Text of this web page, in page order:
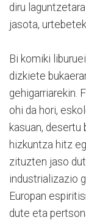
diru
jasota,
Bi komiki
dizkiete
gehigarriarekin.
ohi da hori,
kasuan,
hizkuntza hitz
zituzten jaso
industrializazio
Europan
dute eta